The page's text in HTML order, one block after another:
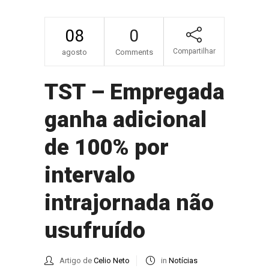
08
agosto
0
Comments Compartilhar
TST – Empregada
ganha adicional
de 100% por
intervalo
intrajornada não
usufruído
Artigo de Celio Neto in Notícias